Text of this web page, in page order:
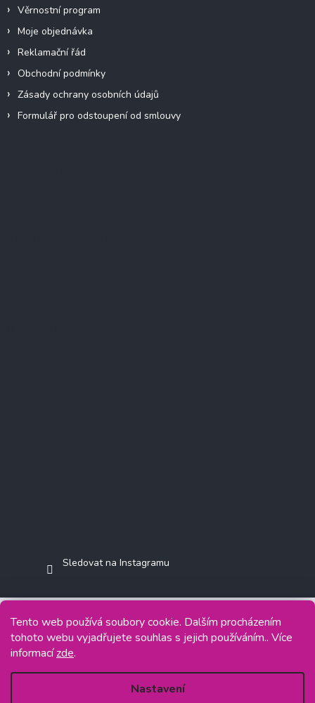
Tento web používá soubory cookie. Dalším procházením
tohoto webu vyjadřujete souhlas s jejich používáním.. Více
informacízde.
Nastavení
Věrnostní program
Moje objednávka
Reklamační řád
Obchodní podmínky
Zásady ochrany osobních údajů
Formulář pro odstoupení od smlouvy
Sledovat na Instagramu
Copyright 2026Jasminkashop.cz. Všechna práva vyhrazena.